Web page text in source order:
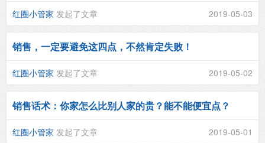
红圈小管家 发起了文章 2019-05-03
销售，一定要避免这四点，不然肯定失败！
红圈小管家 发起了文章 2019-05-02
销售话术：你家怎么比别人家的贵？能不能便宜点？
红圈小管家 发起了文章 2019-05-01